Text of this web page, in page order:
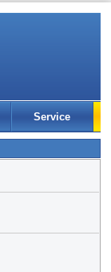
Service